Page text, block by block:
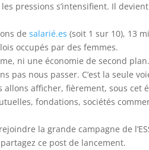
pressions s’intensifient. Il
desalarié.es (soit 1 sur 10), 13
occupés par des femmes.
ni une économie de second
pas nous passer. C’est la seule
allons afficher, fièrement, sous cet
fondations, sociétés
la grande campagne de
ce post de lancement.